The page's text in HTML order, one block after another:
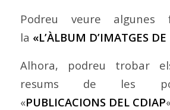
Podreu veure algunes
la «L’ÀLBUM D’IMATGES
Alhora, podreu trobar
resums de les
«PUBLICACIONS DEL CDIAP